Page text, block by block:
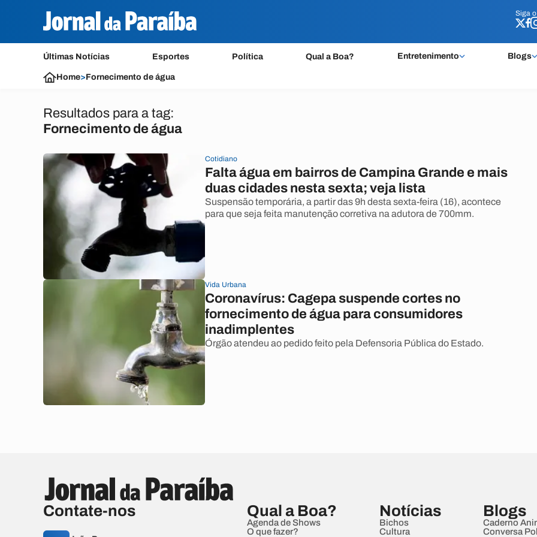
Siga o
Últimas Notícias Esportes Política Qual a Boa? Entretenimento Blogs
Siga o
Home>Fornecimento de água
Resultados para a tag:
Fornecimento de água
Cotidiano
Falta água em bairros de Campina Grande e mais
duas cidades nesta sexta; veja lista
Suspensão temporária, a partir das 9h desta sexta-feira (16), acontece
para que seja feita manutenção corretiva na adutora de 700mm.
Vida Urbana
Coronavírus: Cagepa suspende cortes no
fornecimento de água para consumidores
inadimplentes
Órgão atendeu ao pedido feito pela Defensoria Pública do Estado.
Contate-nos Qual a Boa?
Agenda de Shows
O que fazer?
Notícias
Bichos
Cultura
Blogs
Caderno
Conversa